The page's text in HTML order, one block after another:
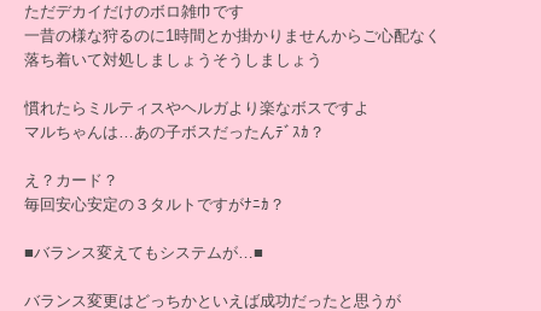
ただデカイだけのボロ雑巾です
一昔の様な狩るのに1時間とか掛かりませんからご心配なく
落ち着いて対処しましょうそうしましょう
慣れたらミルティスやヘルガより楽なボスですよ
マルちゃんは…あの子ボスだったんﾃﾞｽｶ？
え？カード？
毎回安心安定の３タルトですがﾅﾆｶ？
■バランス変えてもシステムが…■
バランス変更はどっちかといえば成功だったと思うが